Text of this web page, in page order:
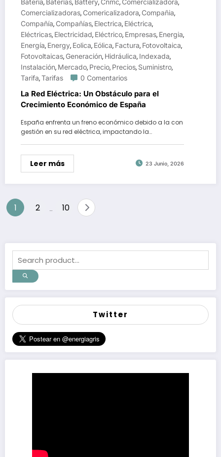
, , , ,
,
Comercializadoras, Comericalizadora, Compañia,
Compañía, Compañías, Electrica, Eléctrica,
Eléctricas, Electricidad, Eléctrico, Empresas, Energia,
Energía, Energy, Eolica, Eólica, Factura, Fotovoltaica,
Fotovoltaicas, Generación, Hidráulica, Indexada,
Instalación, Mercado, Precio, Precios, Suministro,
Tarifa,Tarifas 0 Comentarios
La Red Eléctrica: Un Obstáculo para el
Crecimiento Económico de España
España enfrenta un freno económico debido a la con
gestión en su red eléctrica, impactando la…
Leer más 23 Junio, 2026
Paginación
1 2 10
Twitter